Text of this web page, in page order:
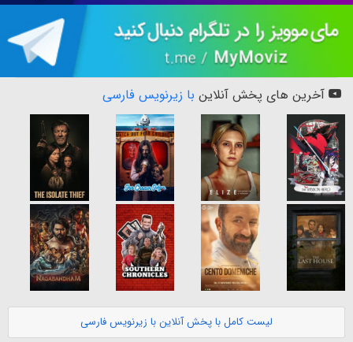
آخرین های پخش آنلاین با زیرنویس فارسی
لیست کامل با پخش آنلاین با زیرنویس فارسی